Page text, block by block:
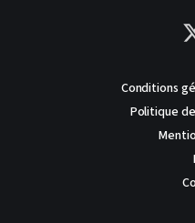
Conditions
Politique